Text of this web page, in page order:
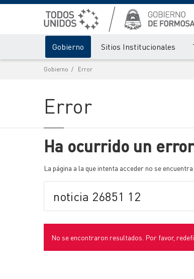
Gobierno Sitios Institucionales
Gobierno Error
Error
Ha ocurrido un
La página a la que intenta acceder no se
No se encontraron resultados. Por favor,